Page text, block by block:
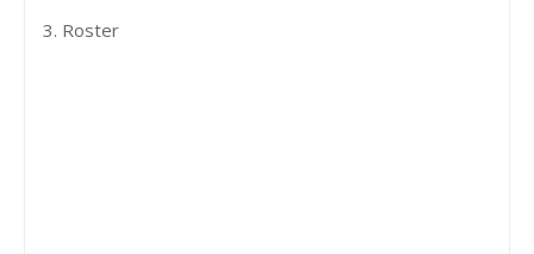
3. Roster